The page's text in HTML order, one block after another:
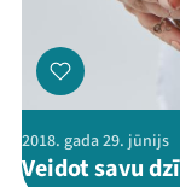
2018. gada 29. jūnijs
Veidot savu